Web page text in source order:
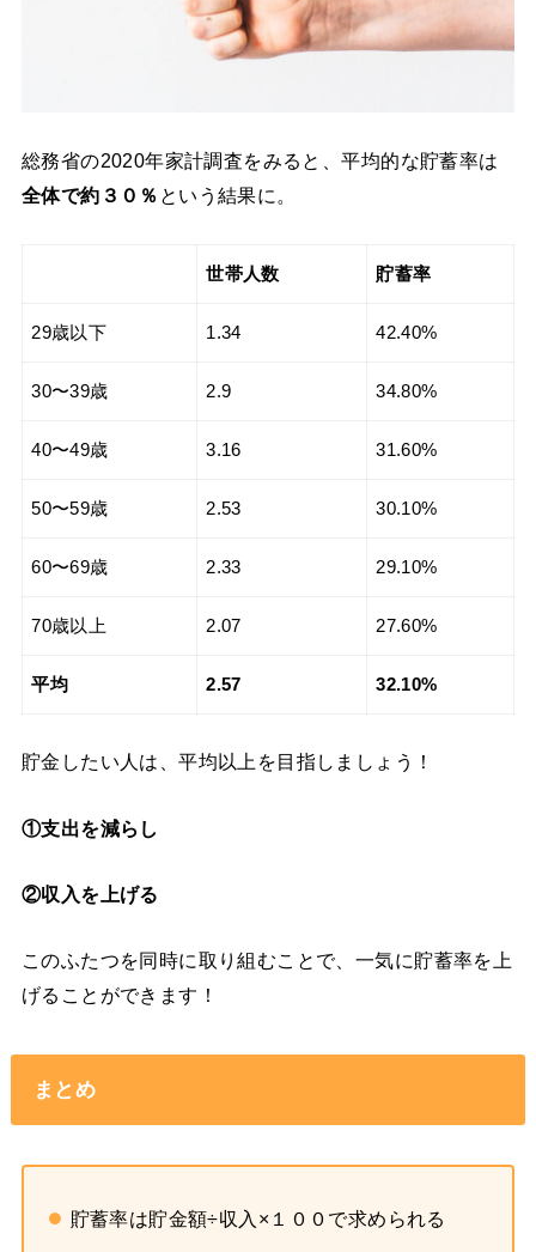
総務省の2020年家計調査をみると、平均的な貯蓄率は
全体で約３０％ という結果に。
世帯人数 貯蓄率
29歳以下 1.34 42.40%
30〜39歳 2.9 34.80%
40〜49歳 3.16 31.60%
50〜59歳 2.53 30.10%
60〜69歳 2.33 29.10%
70歳以上 2.07 27.60%
平均 2.57 32.10%
貯金したい人は、平均以上を目指しましょう！
①支出を減らし
②収入を上げる
このふたつを同時に取り組むことで、一気に貯蓄率を上
げることができます！
まとめ
貯蓄率は貯金額÷収入×１００で求められる